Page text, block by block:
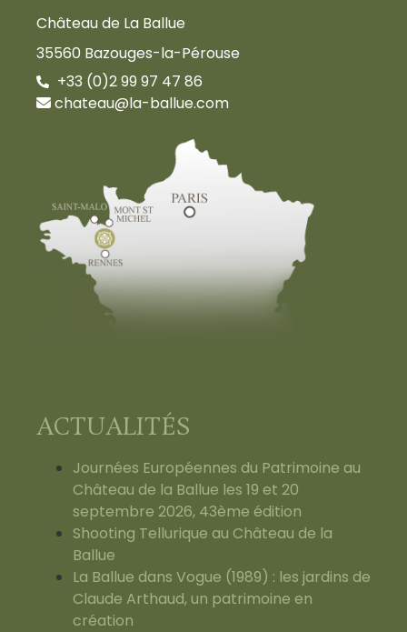
Château de La Ballue
35560 Bazouges-la-Pérouse
+33 (0)2 99 97 47 86
chateau@la-ballue.com
ACTUALITÉS
Journées Européennes du Patrimoine au
Château de la Ballue les 19 et 20
septembre 2026, 43ème édition
Shooting Tellurique au Château de la
Ballue
La Ballue dans Vogue (1989) : les jardins de
Claude Arthaud, un patrimoine en
création